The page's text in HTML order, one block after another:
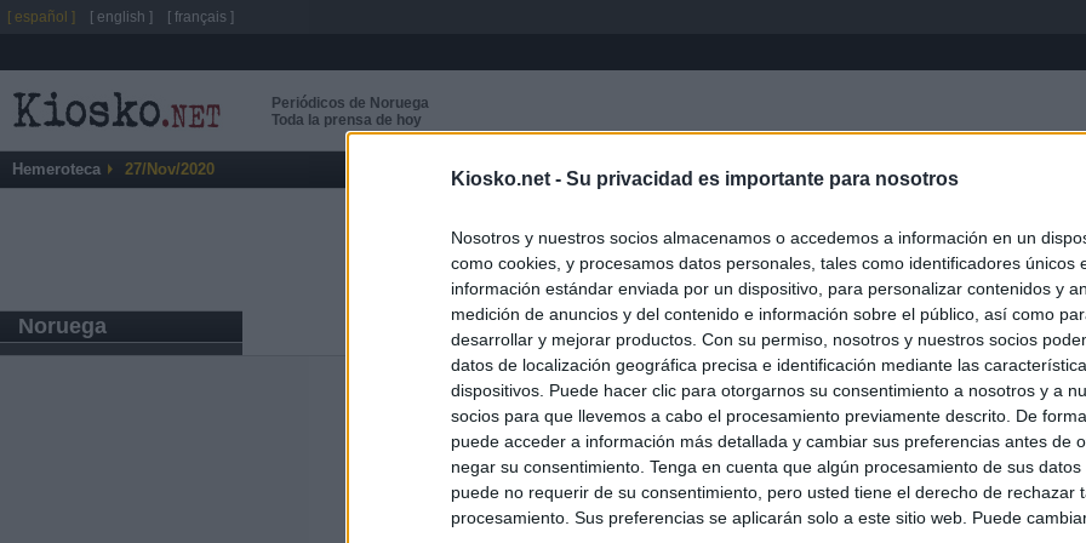
Kiosko.net - Su privacidad es importante para nosotros
Nosotros y nuestros socios almacenamos o accedemos a información en un
como cookies, y procesamos datos personales, tales como identificadores únicos
información estándar enviada por un dispositivo, para personalizar contenidos y
medición de anuncios y del contenido e información sobre el público, así como
desarrollar y mejorar productos. Con su permiso, nosotros y nuestros socios
datos de localización geográfica precisa e identificación mediante las
dispositivos. Puede hacer clic para otorgarnos su consentimiento a nosotros y a
socios para que llevemos a cabo el procesamiento previamente descrito. De
puede acceder a información más detallada y cambiar sus preferencias antes de
negar su consentimiento. Tenga en cuenta que algún procesamiento de sus
puede no requerir de su consentimiento, pero usted tiene el derecho de rechazar
procesamiento. Sus preferencias se aplicarán solo a este sitio web. Puede
Periódicos de Noruega
Toda la prensa de hoy
Hemeroteca 27/Nov/2020 Inicio
Noruega
Últimas noticias
España mantiene la alerta en Ceuta y estrecha la coordinación con Marruecos
tras nuevas llamadas a cruzar la frontera
El PP contraprograma al Gobierno y cita a Marlaska y Robles en el Senado la
del
[ español ] [ english ] [ français ]